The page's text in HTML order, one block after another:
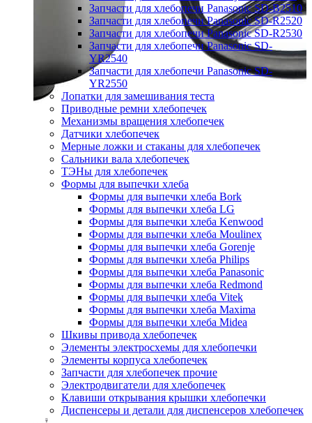
Запчасти для хлебопечи Panasonic SD-B2510
Запчасти для хлебопечи Panasonic SD-R2520
Запчасти для хлебопечи Panasonic SD-R2530
Запчасти для хлебопечи Panasonic SD-
YR2540
Запчасти для хлебопечи Panasonic SD-
YR2550
Лопатки для замешивания теста
Приводные ремни хлебопечек
Механизмы вращения хлебопечек
Датчики хлебопечек
Мерные ложки и стаканы для хлебопечек
Сальники вала хлебопечек
ТЭНы для хлебопечек
Формы для выпечки хлеба
Формы для выпечки хлеба Bork
Формы для выпечки хлеба LG
Формы для выпечки хлеба Kenwood
Формы для выпечки хлеба Moulinex
Формы для выпечки хлеба Gorenje
Формы для выпечки хлеба Philips
Формы для выпечки хлеба Panasonic
Формы для выпечки хлеба Redmond
Формы для выпечки хлеба Vitek
Формы для выпечки хлеба Maxima
Формы для выпечки хлеба Midea
Шкивы привода хлебопечек
Элементы электросхемы для хлебопечки
Элементы корпуса хлебопечек
Запчасти для хлебопечек прочие
Электродвигатели для хлебопечек
Клавиши открывания крышки хлебопечки
Диспенсеры и детали для диспенсеров хлебопечек